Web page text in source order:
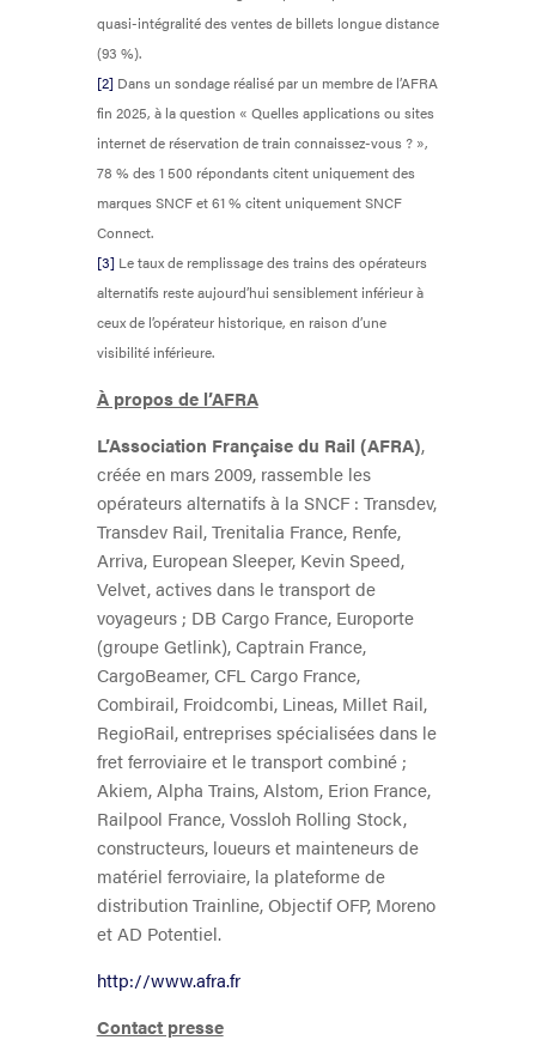
quasi-intégralité des ventes de billets longue distance
(93 %).
[2] Dans un sondage réalisé par un membre de l’AFRA
fin 2025, à la question « Quelles applications ou sites
internet de réservation de train connaissez-vous ? »,
78 % des 1 500 répondants citent uniquement des
marques SNCF et 61 % citent uniquement SNCF
Connect.
[3] Le taux de remplissage des trains des opérateurs
alternatifs reste aujourd’hui sensiblement inférieur à
ceux de l’opérateur historique, en raison d’une
visibilité inférieure.
À propos de l’AFRA
L’Association Française du Rail (AFRA),
créée en mars 2009, rassemble les
opérateurs alternatifs à la SNCF : Transdev,
Transdev Rail, Trenitalia France, Renfe,
Arriva, European Sleeper, Kevin Speed,
Velvet, actives dans le transport de
voyageurs ; DB Cargo France, Europorte
(groupe Getlink), Captrain France,
CargoBeamer, CFL Cargo France,
Combirail, Froidcombi, Lineas, Millet Rail,
RegioRail, entreprises spécialisées dans le
fret ferroviaire et le transport combiné ;
Akiem, Alpha Trains, Alstom, Erion France,
Railpool France, Vossloh Rolling Stock,
constructeurs, loueurs et mainteneurs de
matériel ferroviaire, la plateforme de
distribution Trainline, Objectif OFP, Moreno
et AD Potentiel.
http://www.afra.fr
Contact presse